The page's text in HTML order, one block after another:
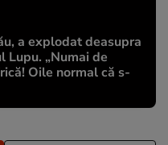
a explodat deasupra
Lupu. „Numai de
Oile normal că s-